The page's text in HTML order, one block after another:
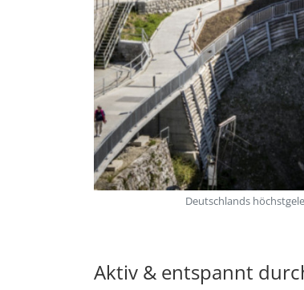
Deutschlands
Aktiv & entspannt